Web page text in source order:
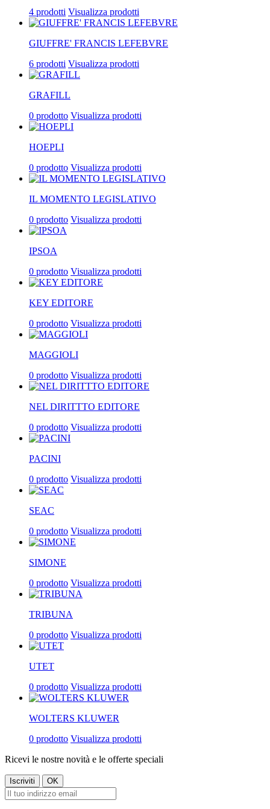
4 prodotti Visualizza prodotti
GIUFFRE' FRANCIS LEFEBVRE
6 prodotti Visualizza prodotti
GRAFILL
0 prodotto Visualizza prodotti
HOEPLI
0 prodotto Visualizza prodotti
IL MOMENTO LEGISLATIVO
0 prodotto Visualizza prodotti
IPSOA
0 prodotto Visualizza prodotti
KEY EDITORE
0 prodotto Visualizza prodotti
MAGGIOLI
0 prodotto Visualizza prodotti
NEL DIRITTTO EDITORE
0 prodotto Visualizza prodotti
PACINI
0 prodotto Visualizza prodotti
SEAC
0 prodotto Visualizza prodotti
SIMONE
0 prodotto Visualizza prodotti
TRIBUNA
0 prodotto Visualizza prodotti
UTET
0 prodotto Visualizza prodotti
WOLTERS KLUWER
0 prodotto Visualizza prodotti
Ricevi le nostre novità e le offerte speciali